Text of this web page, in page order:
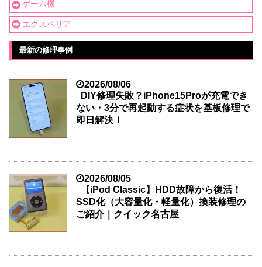
ゲーム機
エクスペリア
最新の修理事例
2026/08/06
DIY修理失敗？iPhone15Proが充電でき
ない・3分で再起動する症状を基板修理で
即日解決！
2026/08/05
【iPod Classic】HDD故障から復活！
SSD化（大容量化・軽量化）換装修理の
ご紹介｜クイック名古屋